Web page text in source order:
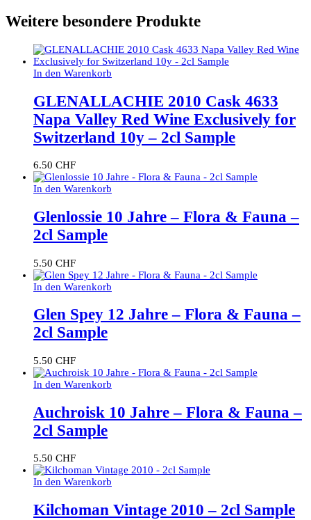
Weitere besondere Produkte
In den Warenkorb
GLENALLACHIE 2010 Cask 4633
Napa Valley Red Wine Exclusively for
Switzerland 10y – 2cl Sample
6.50 CHF
In den Warenkorb
Glenlossie 10 Jahre – Flora & Fauna –
2cl Sample
5.50 CHF
In den Warenkorb
Glen Spey 12 Jahre – Flora & Fauna –
2cl Sample
5.50 CHF
In den Warenkorb
Auchroisk 10 Jahre – Flora & Fauna –
2cl Sample
5.50 CHF
In den Warenkorb
Kilchoman Vintage 2010 – 2cl Sample